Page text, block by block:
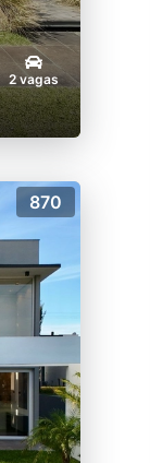
2 vagas
870